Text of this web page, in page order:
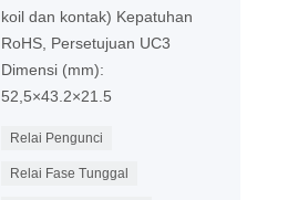
koil dan kontak) Kepatuhan
RoHS, Persetujuan UC3
Dimensi (mm):
52,5×43.2×21.5
Relai Pengunci
Relai Fase Tunggal